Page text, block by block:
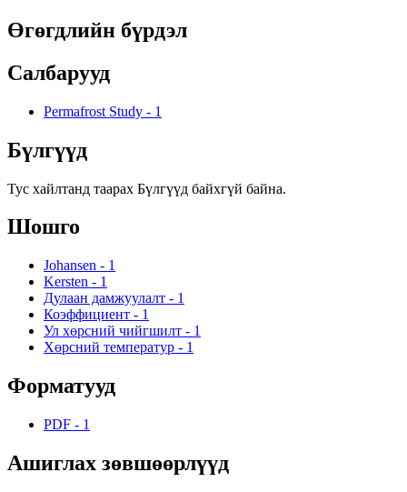
Өгөгдлийн бүрдэл
Салбарууд
Permafrost Study - 1
Бүлгүүд
Тус хайлтанд таарах Бүлгүүд байхгүй байна.
Шошго
Johansen - 1
Kersten - 1
Дулаан дамжуулалт - 1
Коэффициент - 1
Ул хөрсний чийгшилт - 1
Хөрсний температур - 1
Форматууд
PDF - 1
Ашиглах зөвшөөрлүүд